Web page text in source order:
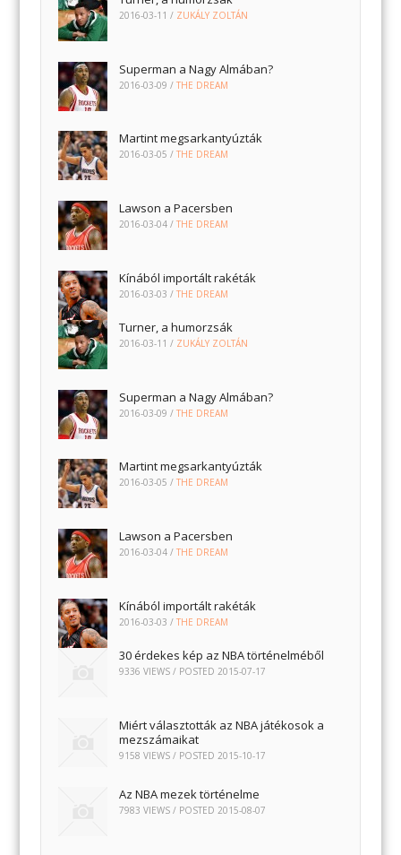
2016-03-11 / ZUKÁLY ZOLTÁN
Superman a Nagy Almában?
2016-03-09 /THE DREAM
Martint megsarkantyúzták
2016-03-05 /THE DREAM
Lawson a Pacersben
2016-03-04 /THE DREAM
Kínából importált rakéták
2016-03-03 /THE DREAM
Turner, a humorzsák
2016-03-11 / ZUKÁLY ZOLTÁN
Superman a Nagy Almában?
2016-03-09 /THE DREAM
Martint megsarkantyúzták
2016-03-05 /THE DREAM
Lawson a Pacersben
2016-03-04 /THE DREAM
Kínából importált rakéták
2016-03-03 /THE DREAM
30 érdekes kép az NBA történelméből
9336 VIEWS / POSTED 2015-07-17
Miért választották az NBA játékosok a
mezszámaikat
9158 VIEWS / POSTED 2015-10-17
Az NBA mezek történelme
7983 VIEWS / POSTED2015-08-07